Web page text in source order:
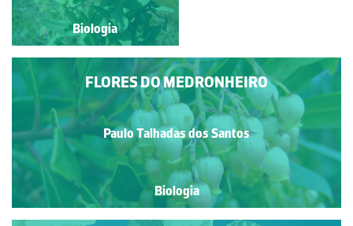
Biologia
FLORES DO MEDRONHEIRO
Paulo Talhadas dos Santos
Biologia
Biologia